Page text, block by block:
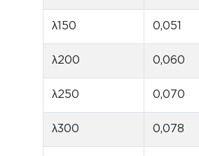
λ150 0,051
λ200 0,060
λ250 0,070
λ300 0,078